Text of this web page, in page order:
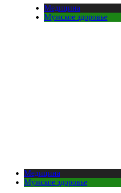
Медицина
Мужское здоровье
Медицина
Мужское здоровье